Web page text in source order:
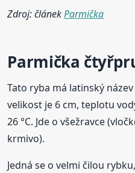
Zdroj: článekParmička
Parmička
Tato ryba má latinský název
velikost je 6 cm, teplotu
26 °C. Jde o všežravce
krmivo).
Jedná se o velmi čilou